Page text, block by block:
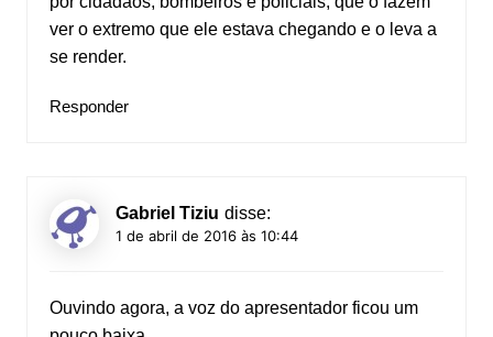
ver o extremo que ele estava chegando e o leva a
se render.
Responder
Gabriel Tiziu disse:
1 de abril de 2016 às 10:44
Ouvindo agora, a voz do apresentador ficou um